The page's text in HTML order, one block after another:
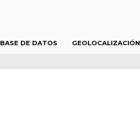
BASE DE DATOS GEOLOCALIZACIÓN